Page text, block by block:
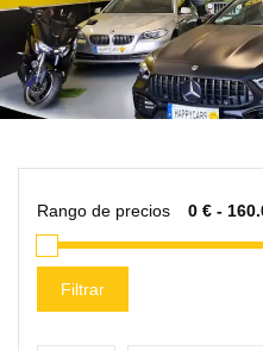
Rango de precios
Filtrar